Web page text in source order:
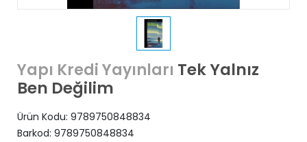
Yapı Kredi Yayınları Tek Yalnız
Ben Değilim
Ürün Kodu: 9789750848834
Barkod: 9789750848834